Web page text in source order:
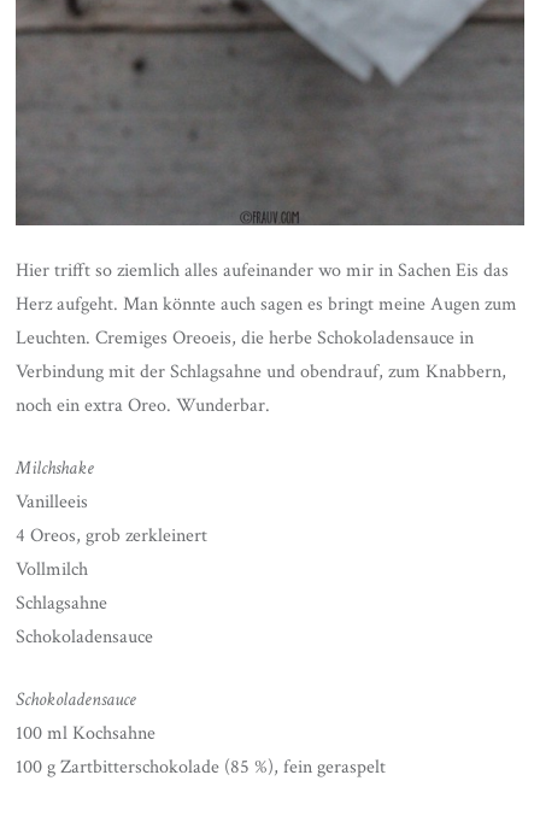
Hier trifft so ziemlich alles aufeinander wo mir in Sachen Eis das
Herz aufgeht. Man könnte auch sagen es bringt meine Augen zum
Leuchten. Cremiges Oreoeis, die herbe Schokoladensauce in
Verbindung mit der Schlagsahne und obendrauf, zum Knabbern,
noch ein extra Oreo. Wunderbar.
Milchshake
Vanilleeis
4 Oreos, grob zerkleinert
Vollmilch
Schlagsahne
Schokoladensauce
Schokoladensauce
100 ml Kochsahne
100 g Zartbitterschokolade (85 %), fein geraspelt